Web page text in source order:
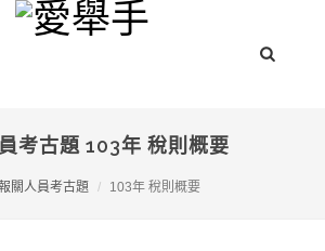
考古題 103年 稅則概要
關人員考古題 103年 稅則概要